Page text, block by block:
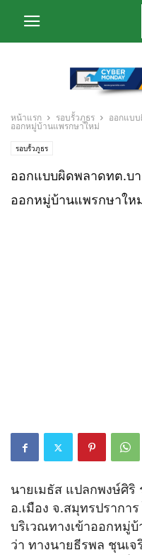
หน้าแรก รอบรั้วภูธร
ออกแบบ
ออกหมู่บ้านแพรกษาใหม่
รอบรั้วภูธร
ออกแบบผิดพลาดทต.บา
ออกหมู่บ้านแพรกษาให
นายเมธัส แปลกพงษ์ศิริ
อ.เมือง จ.สมุทรปรากา
บริเวณทางเข้าออกหมู่
ว่า ทางนายธีรพล ชุนเ